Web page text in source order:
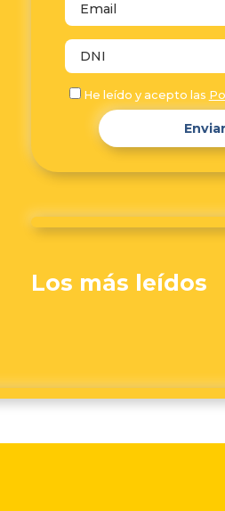
He leído y acepto las
Enviar
Los más leídos